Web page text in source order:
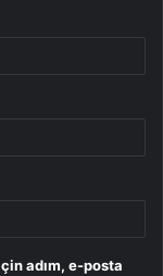
adım, e-posta